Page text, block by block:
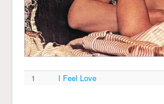
1 I Feel Love